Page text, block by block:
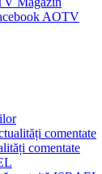
AOTV
comentate
comentate